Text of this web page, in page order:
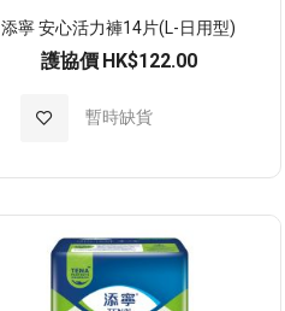
添寧 安心活力褲14片(L-日用型)
護協價 HK$122.00
暫時缺貨
加
至